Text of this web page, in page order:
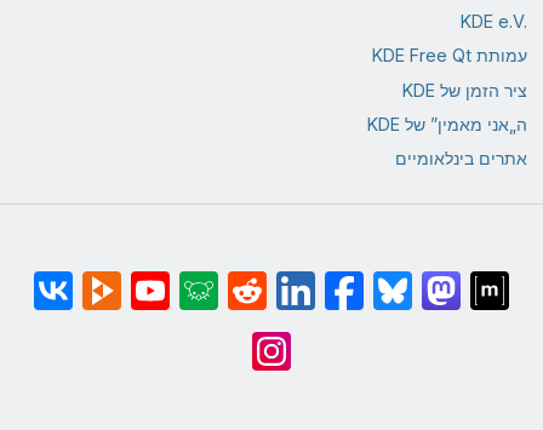
KDE e.V.‎
עמותת KDE Free Qt
ציר הזמן של KDE
ה„אני מאמין” של KDE
אתרים בינלאומיים